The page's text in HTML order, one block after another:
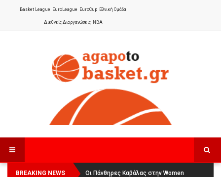
Basket League EuroLeague EuroCup Εθνική Ομάδα
Διεθνείς Διοργανώσεις NBA
BREAKING NEWS
Οι Πάνθηρες Καβάλας στην Women
Αναχώρησε για τα Γιάννενα η Εθνική